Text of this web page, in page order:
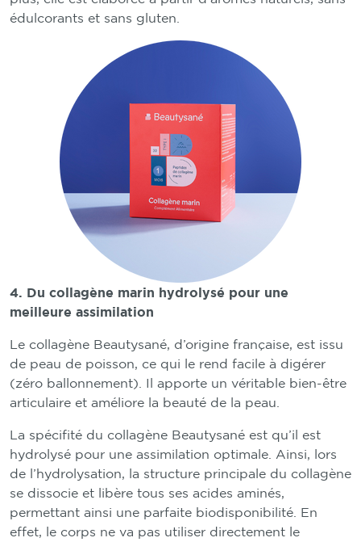
édulcorants et sans gluten.
4. Du collagène marin hydrolysé pour une
meilleure assimilation
Le collagène Beautysané, d’origine française, est issu
de peau de poisson, ce qui le rend facile à digérer
(zéro ballonnement). Il apporte un véritable bien-être
articulaire et améliore la beauté de la peau.
La spécifité du collagène Beautysané est qu’il est
hydrolysé pour une assimilation optimale. Ainsi, lors
de l’hydrolysation, la structure principale du collagène
se dissocie et libère tous ses acides aminés,
permettant ainsi une parfaite biodisponibilité. En
effet, le corps ne va pas utiliser directement le